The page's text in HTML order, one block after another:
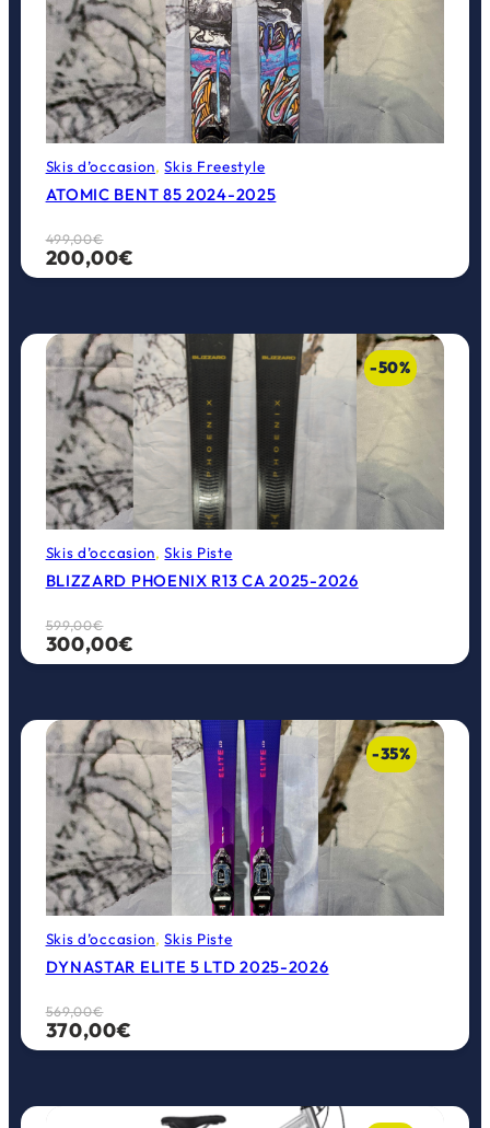
Skis d’occasion, Skis Freestyle
ATOMIC BENT 85 2024-2025
499,00€
Le
prix
499,00€.
200,00€
Le
prix
200,00€.
-50%
Skis d’occasion, Skis Piste
BLIZZARD PHOENIX R13 CA 2025-2026
599,00€
Le
prix
599,00€.
300,00€
Le
prix
300,00€.
-35%
Skis d’occasion, Skis Piste
DYNASTAR ELITE 5 LTD 2025-2026
569,00€
Le
prix
370,00€
Le
prix